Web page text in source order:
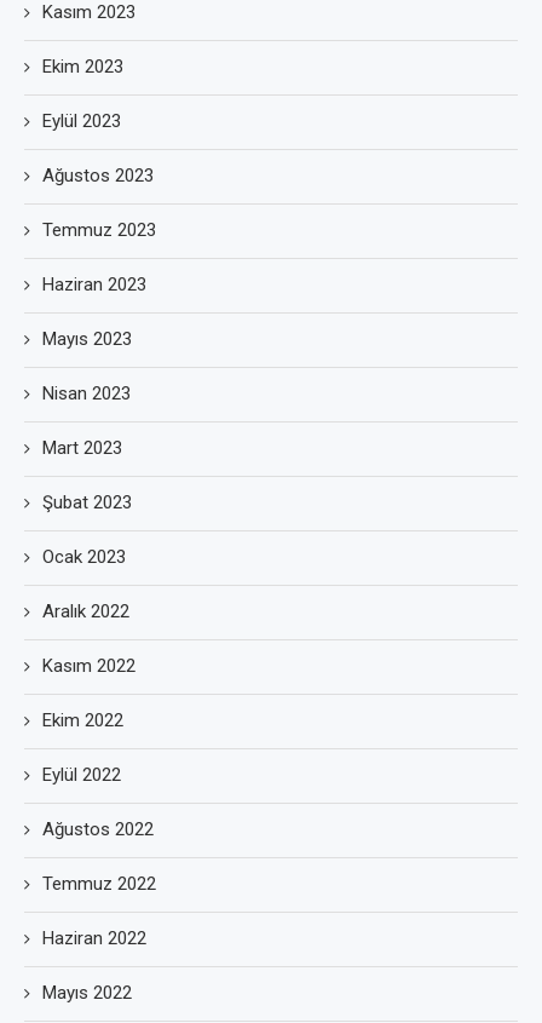
Kasım 2023
Ekim 2023
Eylül 2023
Ağustos 2023
Temmuz 2023
Haziran 2023
Mayıs 2023
Nisan 2023
Mart 2023
Şubat 2023
Ocak 2023
Aralık 2022
Kasım 2022
Ekim 2022
Eylül 2022
Ağustos 2022
Temmuz 2022
Haziran 2022
Mayıs 2022